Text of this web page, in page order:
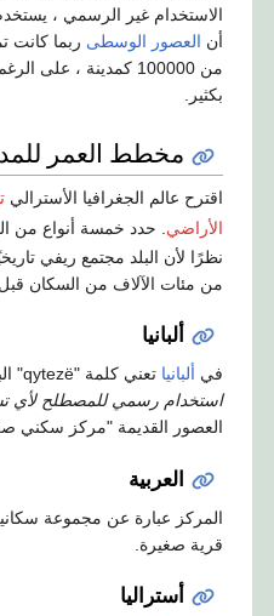
الاستخدام غير الرسمي ،
أن العصور الوسطى ربما كانت تمتلك
من 100000 كمدينة ،
بكثير.
مخطط العمر
اقترح عالم الجغرافيا الأسترالي
الأراضي . حدد خمسة أنواع من
نظرًا لأن البلد مجتمع ريفي
من مئات الآلاف من السكان قبل
ألبانيا
في ألبانيا تعني كلمة "qytezë" البلدة ، والتي تشبه إلى حد بعيد كلمة المدينة (
استخدام رسمي للمصطلح لأي
العصور القديمة "مركز سكني
العربية
المركز عبارة عن مجموعة
قرية صغيرة.
أستراليا